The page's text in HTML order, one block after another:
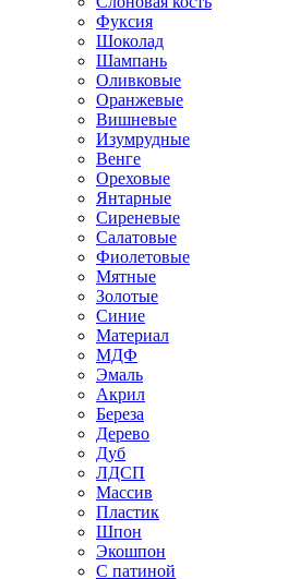
Фуксия
Шоколад
Шампань
Оливковые
Оранжевые
Вишневые
Изумрудные
Венге
Ореховые
Янтарные
Сиреневые
Салатовые
Фиолетовые
Мятные
Золотые
Синие
Материал
МДФ
Эмаль
Акрил
Береза
Дерево
Дуб
ЛДСП
Массив
Пластик
Шпон
Экошпон
С патиной